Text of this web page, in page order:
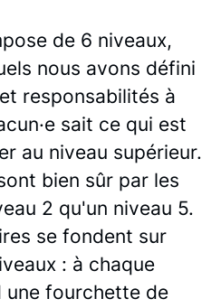
de 6 niveaux,
nous avons défini
responsabilités à
sait ce qui est
au niveau supérieur.
bien sûr par les
2 qu'un niveau 5.
se fondent sur
: à chaque
une fourchette de